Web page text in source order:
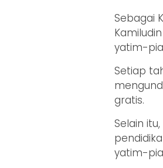
Sebagai
yatim-
Setiap
gratis.
Selain
yatim-